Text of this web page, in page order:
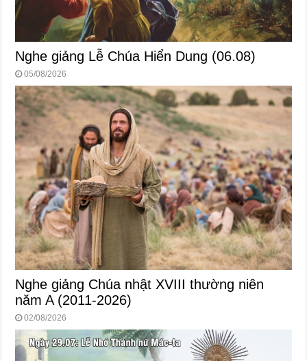
Nghe giảng Lễ Chúa Hiển Dung (06.08)
05/08/2026
Nghe giảng Chúa nhật XVIII thường niên
năm A (2011-2026)
02/08/2026